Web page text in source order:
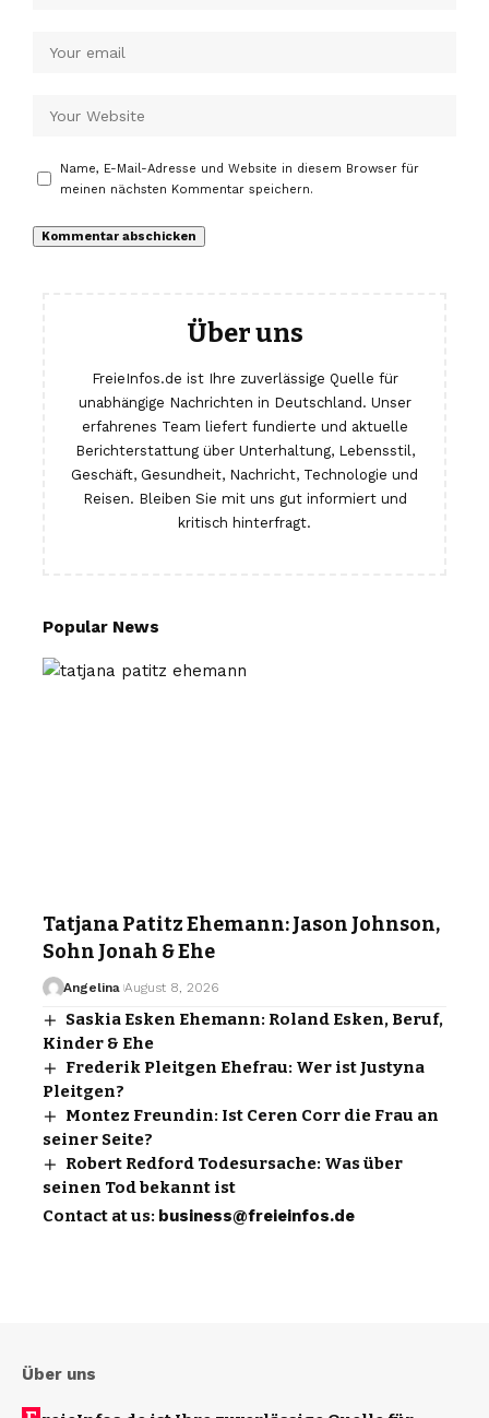
Name, E-Mail-Adresse und Website in diesem Browser für
meinen nächsten Kommentar speichern.
Über uns
FreieInfos.de ist Ihre zuverlässige Quelle für
unabhängige Nachrichten in Deutschland. Unser
erfahrenes Team liefert fundierte und aktuelle
Berichterstattung über Unterhaltung, Lebensstil,
Geschäft, Gesundheit, Nachricht, Technologie und
Reisen. Bleiben Sie mit uns gut informiert und
kritisch hinterfragt.
Popular News
Tatjana Patitz Ehemann: Jason Johnson,
Sohn Jonah & Ehe
Angelina August 8, 2026
Saskia Esken Ehemann: Roland Esken, Beruf,
Kinder & Ehe
Frederik Pleitgen Ehefrau: Wer ist Justyna
Pleitgen?
Montez Freundin: Ist Ceren Corr die Frau an
seiner Seite?
Robert Redford Todesursache: Was über
seinen Tod bekannt ist
Contact at us: business@freieinfos.de
Über uns